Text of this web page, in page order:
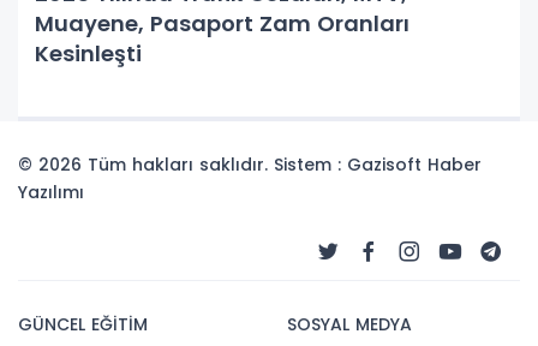
Muayene, Pasaport Zam Oranları
Kesinleşti
© 2026 Tüm hakları saklıdır. Sistem : Gazisoft Haber
Yazılımı
GÜNCEL EĞİTİM
SOSYAL MEDYA